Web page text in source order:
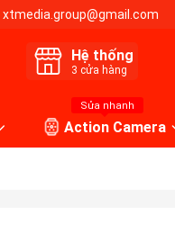
xtmedia.group@gmail.com
Hệ thống
3 cửa hàng
Sửa nhanh
Action Camera